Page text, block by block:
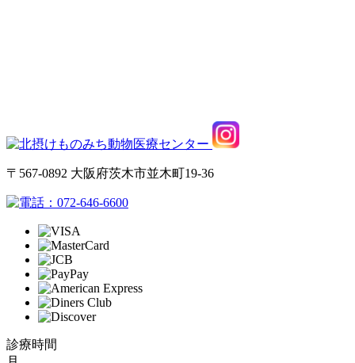
〒567-0892 大阪府茨木市並木町19-36
072-646-6600
診療時間